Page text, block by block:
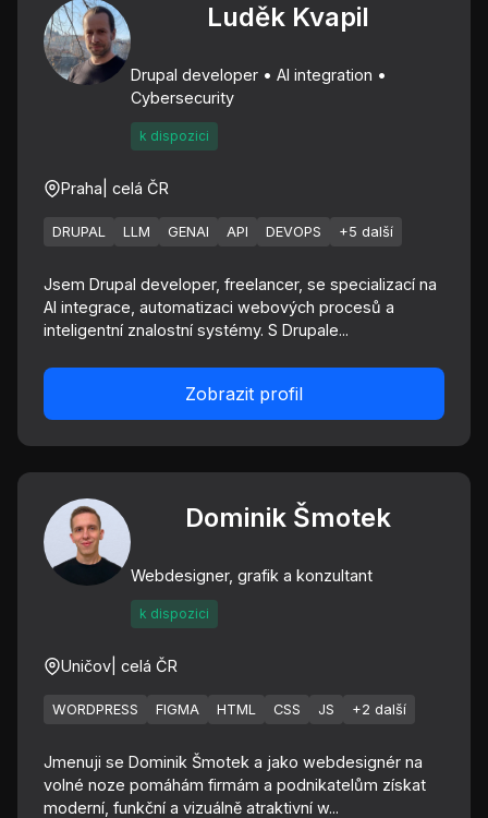
Luděk Kvapil
Drupal developer • AI integration •
Cybersecurity
k dispozici
Praha | celá ČR
DRUPAL LLM GENAI API DEVOPS +5 další
Jsem Drupal developer, freelancer, se specializací na
AI integrace, automatizaci webových procesů a
inteligentní znalostní systémy. S Drupale...
Zobrazit profil
Dominik Šmotek
Webdesigner, grafik a konzultant
k dispozici
Uničov | celá ČR
WORDPRESS FIGMA HTML CSS JS +2 další
Jmenuji se Dominik Šmotek a jako webdesignér na
volné noze pomáhám firmám a podnikatelům získat
moderní, funkční a vizuálně atraktivní w...